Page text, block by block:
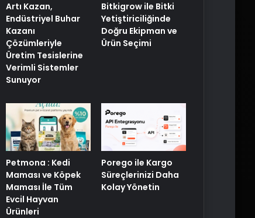
Artı Kazan,
Endüstriyel Buhar
Kazanı
Çözümleriyle
Üretim Tesislerine
Verimli Sistemler
Sunuyor
Bitkigrow ile Bitki
Yetiştiriciliğinde
Doğru Ekipman ve
Ürün Seçimi
Petmona : Kedi
Maması ve Köpek
Maması İle Tüm
Evcil Hayvan
Ürünleri
Porego ile Kargo
Süreçlerinizi Daha
Kolay Yönetin